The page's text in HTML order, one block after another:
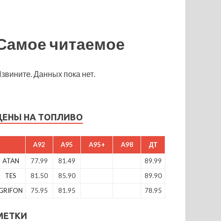
читаемое
Данных пока нет.
НА ТОПЛИВО
A92 A95 A95+ A98 ДТ
ATAN 77.99 81.49
89.99
TES
81.50 85.90
89.90
75.95 81.95 78.95